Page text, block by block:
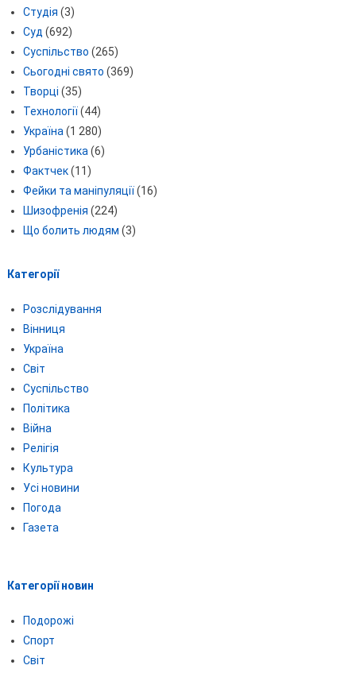
Студія (3)
Суд (692)
Суспільство (265)
Сьогодні свято (369)
Творці (35)
Технології(44)
Україна(1 280)
Урбаністика(6)
Фактчек(11)
Фейки та маніпуляції(16)
Шизофренія (224)
Що болить людям (3)
Категорії
Розслідування
Вінниця
Україна
Світ
Суспільство
Політика
Війна
Релігія
Культура
Усі новини
Погода
Газета
Категорії новин
Подорожі
Спорт
Світ